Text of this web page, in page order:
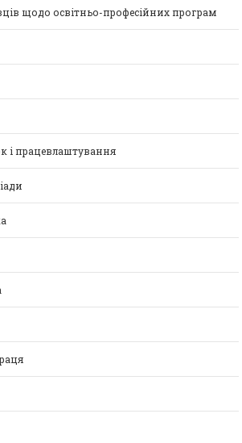
щодо освітньо-професійних програм
і працевлаштування